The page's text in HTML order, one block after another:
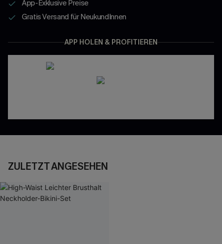
App-Exklusive Preise
Gratis Versand für NeukundInnen
APP HOLEN & PROFITIEREN
ZULETZT ANGESEHEN